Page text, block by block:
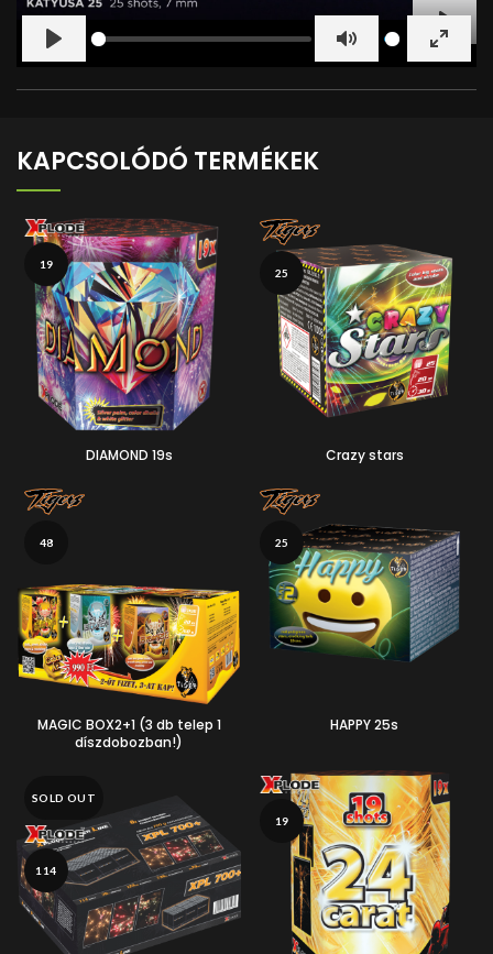
PLAY MUTE
ENTER
PLAY
KAPCSOLÓDÓ TERMÉKEK
19
DIAMOND 19s
25
Crazy stars
48
MAGIC BOX2+1 (3 db telep 1
díszdobozban!)
25
HAPPY 25s
SOLD OUT
114
19